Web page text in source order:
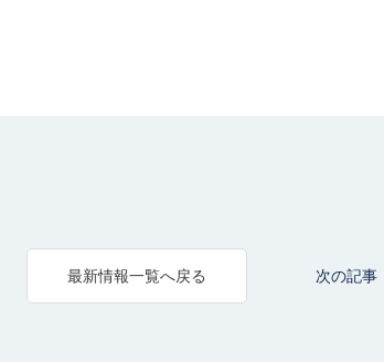
最新情報一覧へ戻る 次の記事